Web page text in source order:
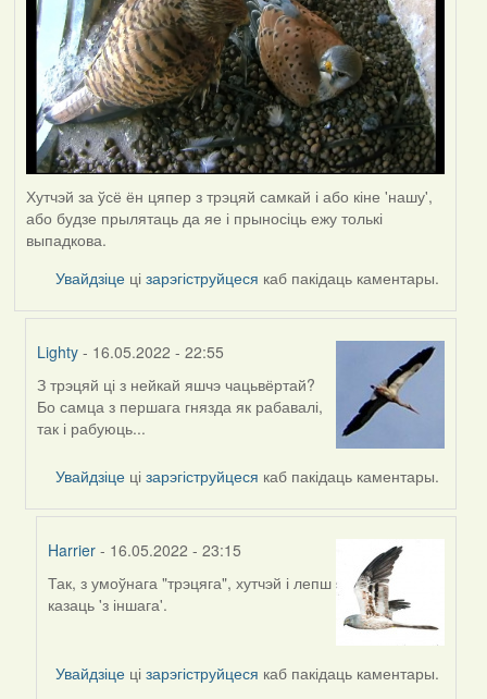
Хутчэй за ўсё ён цяпер з трэцяй самкай і або кіне 'нашу',
або будзе прылятаць да яе і прыносіць ежу толькі
выпадкова.
Увайдзіце цізарэгіструйцеся каб пакідаць каментары.
Lighty - 16.05.2022 - 22:55
In
reply
to
Harrier
З трэцяй ці з нейкай яшчэ чацьвёртай?
Бо самца з першага гнязда як рабавалі,
так і рабуюць...
Увайдзіце цізарэгіструйцеся каб пакідаць каментары.
Harrier - 16.05.2022 - 23:15
In
reply
Lighty
Так, з умоўнага "трэцяга", хутчэй і лепш
казаць 'з іншага'.
Увайдзіце цізарэгіструйцеся каб пакідаць каментары.